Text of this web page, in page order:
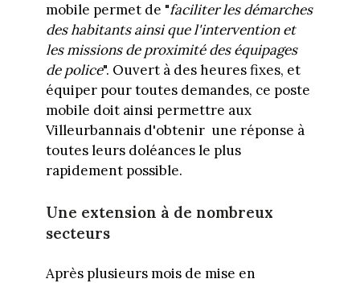
mobile permet de "faciliter les démarches
des habitants ainsi que l'intervention et
les missions de proximité des équipages
de police". Ouvert à des heures fixes, et
équiper pour toutes demandes, ce poste
mobile doit ainsi permettre aux
Villeurbannais d'obtenir une réponse à
toutes leurs doléances le plus
rapidement possible.
Une extension à de nombreux
secteurs
Après plusieurs mois de mise en